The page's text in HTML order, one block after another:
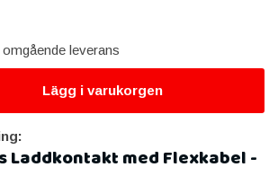
leverans
Lägg i varukorgen
Laddkontakt med Flexkabel -